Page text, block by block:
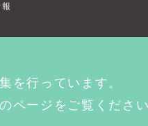
を行っています。
ページをご覧くださ